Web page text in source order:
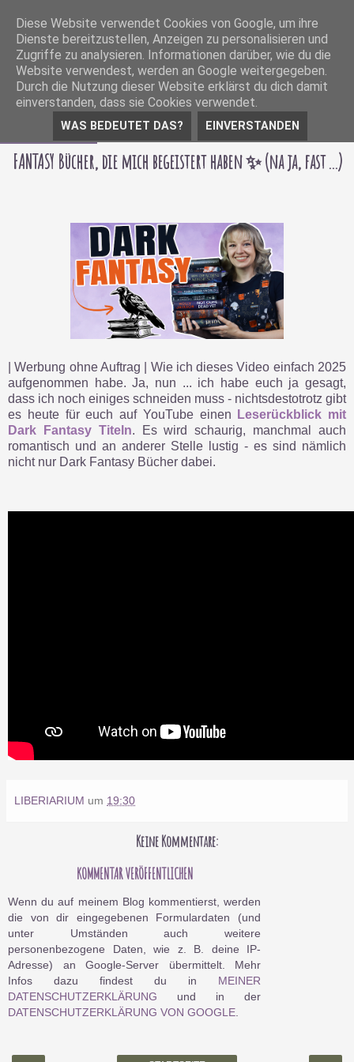
FANTASY Bücher, die mich begeistert haben ✨ (na ja, fast ...)
| Werbung ohne Auftrag | Wie ich dieses Video einfach 2025
aufgenommen habe. Ja, nun ... ich habe euch ja gesagt,
dass ich noch einiges schneiden muss - nichtsdestotrotz gibt
es heute für euch auf YouTube einen
Leserückblick mit
Dark Fantasy Titeln. Es wird schaurig, manchmal auch
romantisch und an anderer Stelle lustig - es sind nämlich
nicht nur Dark Fantasy Bücher dabei.
LIBERIARIUM um 19:30
Keine Kommentare:
KOMMENTAR VERÖFFENTLICHEN
Wenn du auf meinem Blog kommentierst, werden
die von dir eingegebenen Formulardaten (und
unter Umständen auch weitere
personenbezogene Daten, wie z. B. deine IP-
Adresse) an Google-Server übermittelt. Mehr
Infos dazu findest du in MEINER
DATENSCHUTZERKLÄRUNG und in der
DATENSCHUTZERKLÄRUNG VON GOOGLE
Diese Website verwendet Cookies von Google, um ihre
Dienste bereitzustellen, Anzeigen zu personalisieren und
Zugriffe zu analysieren. Informationen darüber, wie du die
Website verwendest, werden an Google weitergegeben.
Durch die Nutzung dieser Website erklärst du dich damit
einverstanden, dass sie Cookies verwendet.
WAS BEDEUTET DAS? EINVERSTANDEN